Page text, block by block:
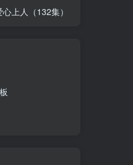
上人（132集）